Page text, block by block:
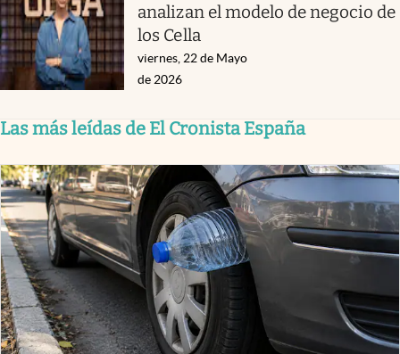
analizan el modelo de negocio de
los Cella
viernes, 22 de Mayo
de 2026
Las más leídas de El Cronista España